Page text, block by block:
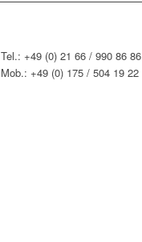
Tel.: +49 (0) 21 66 / 990 86 86
Mob.: +49 (0) 175 / 504 19 22